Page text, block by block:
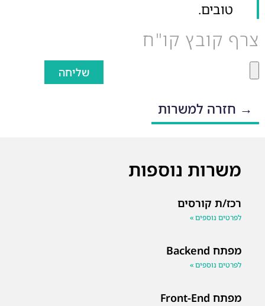
טובים.
צרף קובץ קו"ח
שליחה
→ חזרה למשרות
משרות נוספות
רכז/ת קורסים
לפרטים נוספים »
מפתח Backend
לפרטים נוספים »
מפתח Front-End